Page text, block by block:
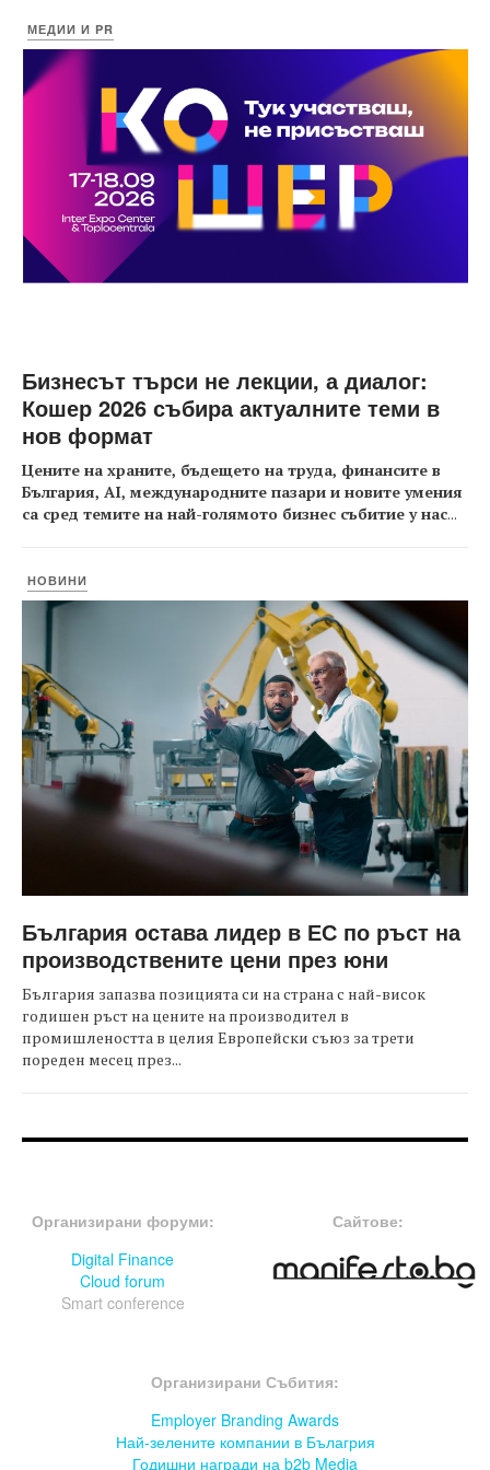
МЕДИИ И PR
Бизнесът търси не лекции, а диалог:
Кошер 2026 събира актуалните теми в
нов формат
Цените на храните, бъдещето на труда, финансите в
България, AI, международните пазари и новите умения
са сред темите на най-голямото бизнес събитие у нас...
НОВИНИ
България остава лидер в ЕС по ръст на
производствените цени през юни
България запазва позицията си на страна с най-висок
годишен ръст на цените на производител в
промишлеността в целия Европейски съюз за трети
пореден месец през...
Организирани форуми:
Digital Finance
Cloud forum
Smart conference
Сайтове:
Организирани Събития:
Employer Branding Awards
Най-зелените компании в Бълагрия
Годишни награди на b2b Media